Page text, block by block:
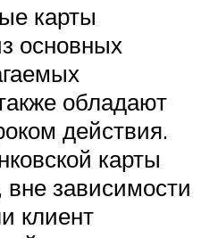
карты
основных
обладают
действия.
карты
вне зависимости
клиент